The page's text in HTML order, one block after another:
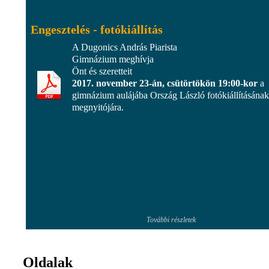
Engesztelés - fotókiállítás
A Dugonics András Piarista
Gimnázium meghívja
Önt és szeretteit
2017. november 23-án, csütörtökön 19:00-kor a
gimnázium aulájába Ország László fotókiállításának
megnyitójára.
További részletek
Oldalak